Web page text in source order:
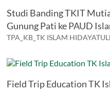
Studi Banding TKIT
Gunung Pati ke PAUD
TPA_KB_TK ISLAM
Field Trip Education TK